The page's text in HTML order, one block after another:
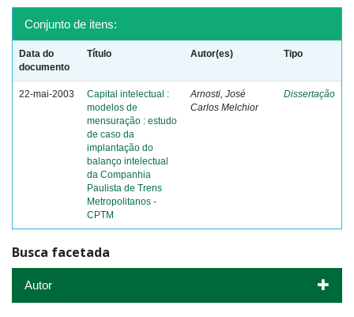
Conjunto de itens:
Data do
documento
Título Autor(es) Tipo
22-mai-2003
Capital intelectual :
modelos de
mensuração : estudo
de caso da
implantação do
balanço intelectual
da Companhia
Paulista de Trens
Metropolitanos -
CPTM
Arnosti, José
Carlos Melchior
Dissertação
Busca facetada
Autor